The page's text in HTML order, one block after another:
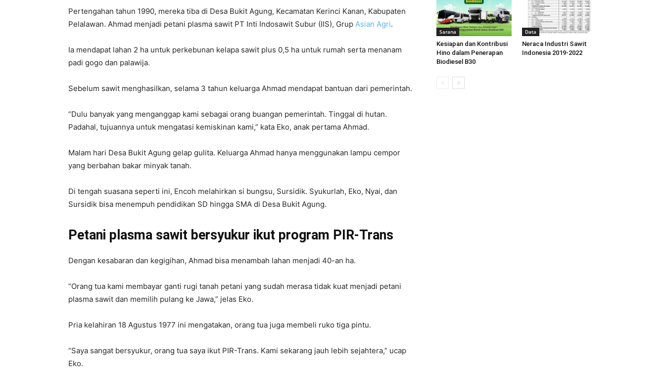
Pertengahan tahun 1990, mereka tiba di Desa Bukit Agung, Kecamatan Kerinci Kanan, Kabupaten
Pelalawan. Ahmad menjadi petani plasma sawit PT Inti Indosawit Subur (IIS), Grup Asian Agri.
Ia mendapat lahan 2 ha untuk perkebunan kelapa sawit plus 0,5 ha untuk rumah serta menanam
padi gogo dan palawija.
Sebelum sawit menghasilkan, selama 3 tahun keluarga Ahmad mendapat bantuan dari pemerintah.
“Dulu banyak yang menganggap kami sebagai orang buangan pemerintah. Tinggal di hutan.
Padahal, tujuannya untuk mengatasi kemiskinan kami,” kata Eko, anak pertama Ahmad.
Malam hari Desa Bukit Agung gelap gulita. Keluarga Ahmad hanya menggunakan lampu cempor
yang berbahan bakar minyak tanah.
Di tengah suasana seperti ini, Encoh melahirkan si bungsu, Sursidik. Syukurlah, Eko, Nyai, dan
Sursidik bisa menempuh pendidikan SD hingga SMA di Desa Bukit Agung.
Petani plasma sawit bersyukur ikut program PIR-Trans
Dengan kesabaran dan kegigihan, Ahmad bisa menambah lahan menjadi 40-an ha.
“Orang tua kami membayar ganti rugi tanah petani yang sudah merasa tidak kuat menjadi petani
plasma sawit dan memilih pulang ke Jawa,” jelas Eko.
Pria kelahiran 18 Agustus 1977 ini mengatakan, orang tua juga membeli ruko tiga pintu.
“Saya sangat bersyukur, orang tua saya ikut PIR-Trans. Kami sekarang jauh lebih sejahtera,” ucap
Eko.
Sarana
Kesiapan dan Kontribusi
Hino dalam Penerapan
Biodiesel B30
Data
Neraca Industri Sawit
Indonesia 2019-2022